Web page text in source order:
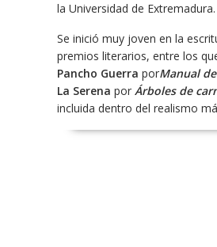
la Universidad de Extremadura.
Se inició muy joven en la
premios literarios, entre los
Pancho Guerra porManual
La Serena por Árboles de
incluida dentro del realismo